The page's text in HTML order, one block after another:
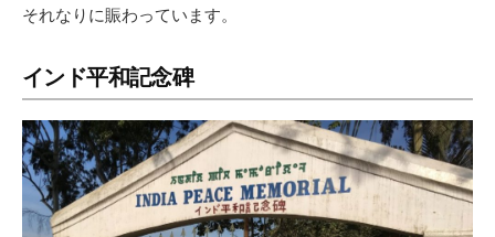
それなりに賑わっています。
インド平和記念碑